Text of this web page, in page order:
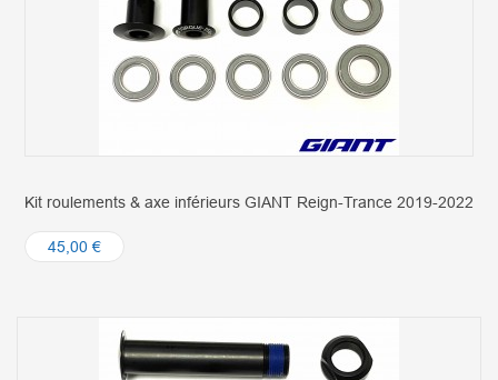
Kit roulements & axe inférieurs GIANT Reign-Trance 2019-2022
45,00 €